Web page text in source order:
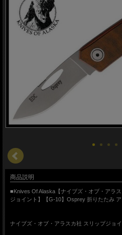
商品説明
■Knives Of Alaska【ナイブズ・オブ・アラ
ジョイント】【G-10】Osprey 折りたたみ
ナイブズ・オブ・アラスカ社 スリップジョ